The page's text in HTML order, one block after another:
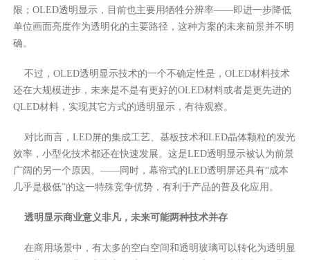
限；OLED透明显示，目前也主要用牺牲分辨率——即进一步降低
单位画面亮度作为透明化的主要路径，这种方案的未来前景并不明
确。
不过，OLED透明显示技术的一个不确定性是，OLED材料技术
还在大规模进步，未来是不是有更好的OLED材料或者是更先进的
QLED材料，实现其它方式的透明显示，有待观察。
对比而言，LED屏的集成工艺、基板技术和LED晶体颗粒的发光
效率，小型化技术都还在快速发展。这是LED透明显示被认为前景
广阔的另一个原因。——同时，幕帘式的LED透明屏还具有“成本
几乎是极低”的这一特殊竞争优势，有利于产品的普及化应用。
透明显示商业意义非凡，未来可能两种技术并存
在商用场景中，有太多的空白空间和透明玻璃可以转化为透明显